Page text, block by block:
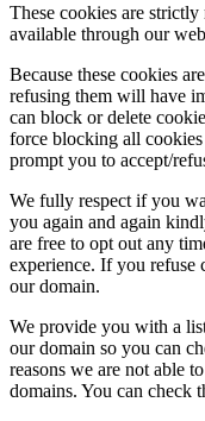
These cookies are
available through our
Because these cookies
refusing them will have
can block or delete
force blocking all
prompt you to accept/
We fully respect if you
you again and again
are free to opt out any
experience. If you refuse
our domain.
We provide you with a
our domain so you can
reasons we are not able
domains. You can check